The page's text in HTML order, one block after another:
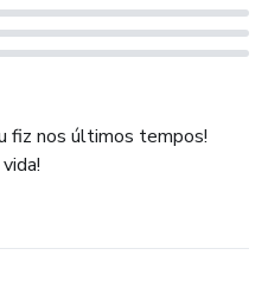
fiz nos últimos tempos!